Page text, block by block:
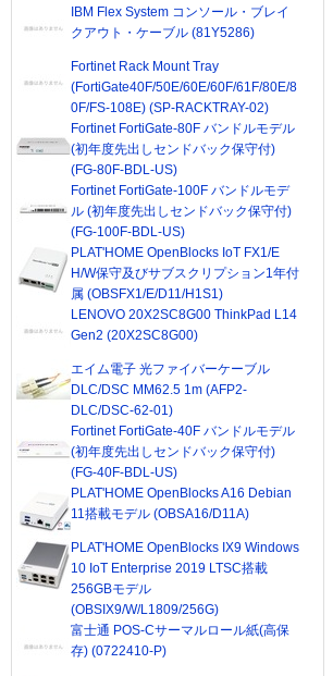
IBM Flex System コンソール・ブレイ
クアウト・ケーブル (81Y5286)
Fortinet Rack Mount Tray
(FortiGate40F/50E/60E/60F/61F/80E/8
0F/FS-108E) (SP-RACKTRAY-02)
Fortinet FortiGate-80F バンドルモデル
(初年度先出しセンドバック保守付)
(FG-80F-BDL-US)
Fortinet FortiGate-100F バンドルモデ
ル (初年度先出しセンドバック保守付)
(FG-100F-BDL-US)
PLAT'HOME OpenBlocks IoT FX1/E
H/W保守及びサブスクリプション1年付
属 (OBSFX1/E/D11/H1S1)
LENOVO 20X2SC8G00 ThinkPad L14
Gen2 (20X2SC8G00)
エイム電子 光ファイバーケーブル
DLC/DSC MM62.5 1m (AFP2-
DLC/DSC-62-01)
Fortinet FortiGate-40F バンドルモデル
(初年度先出しセンドバック保守付)
(FG-40F-BDL-US)
PLAT'HOME OpenBlocks A16 Debian
11搭載モデル (OBSA16/D11A)
PLAT'HOME OpenBlocks IX9 Windows
10 IoT Enterprise 2019 LTSC搭載
256GBモデル
(OBSIX9/W/L1809/256G)
富士通 POS-Cサーマルロール紙(高保
存) (0722410-P)